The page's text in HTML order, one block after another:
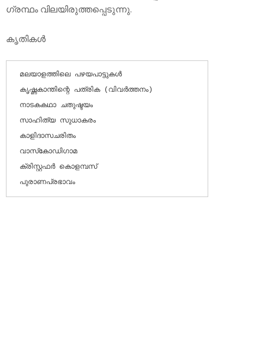
ഗ്രന്ഥം വിലയിരുത്തപ്പെടുന്നു.
കൃതികള്‍
മലയാളത്തിലെ പഴയപാട്ടുകള്‍
കൃഷ്ണകാന്തിന്റെ പത്രിക (വിവര്‍ത്തനം)
നാടകകഥാ ചതുഷ്ടയം
സാഹിത്യ സുധാകരം
കാളിദാസചരിതം
വാസ്‌കോഡിഗാമ
ക്രിസ്റ്റഫര്‍ കൊളമ്പസ്
പുരാണപ്രഭാവം